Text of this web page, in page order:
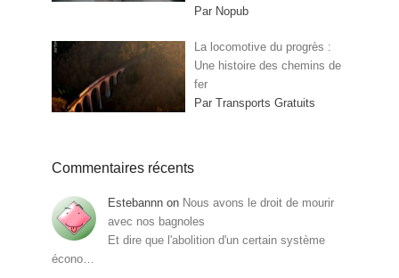
Par Nopub
La locomotive du progrès :
Une histoire des chemins de
fer
Par Transports Gratuits
Commentaires récents
Estebannn on Nous avons le droit de mourir
avec nos bagnoles
Et dire que l'abolition d'un certain système
écono…